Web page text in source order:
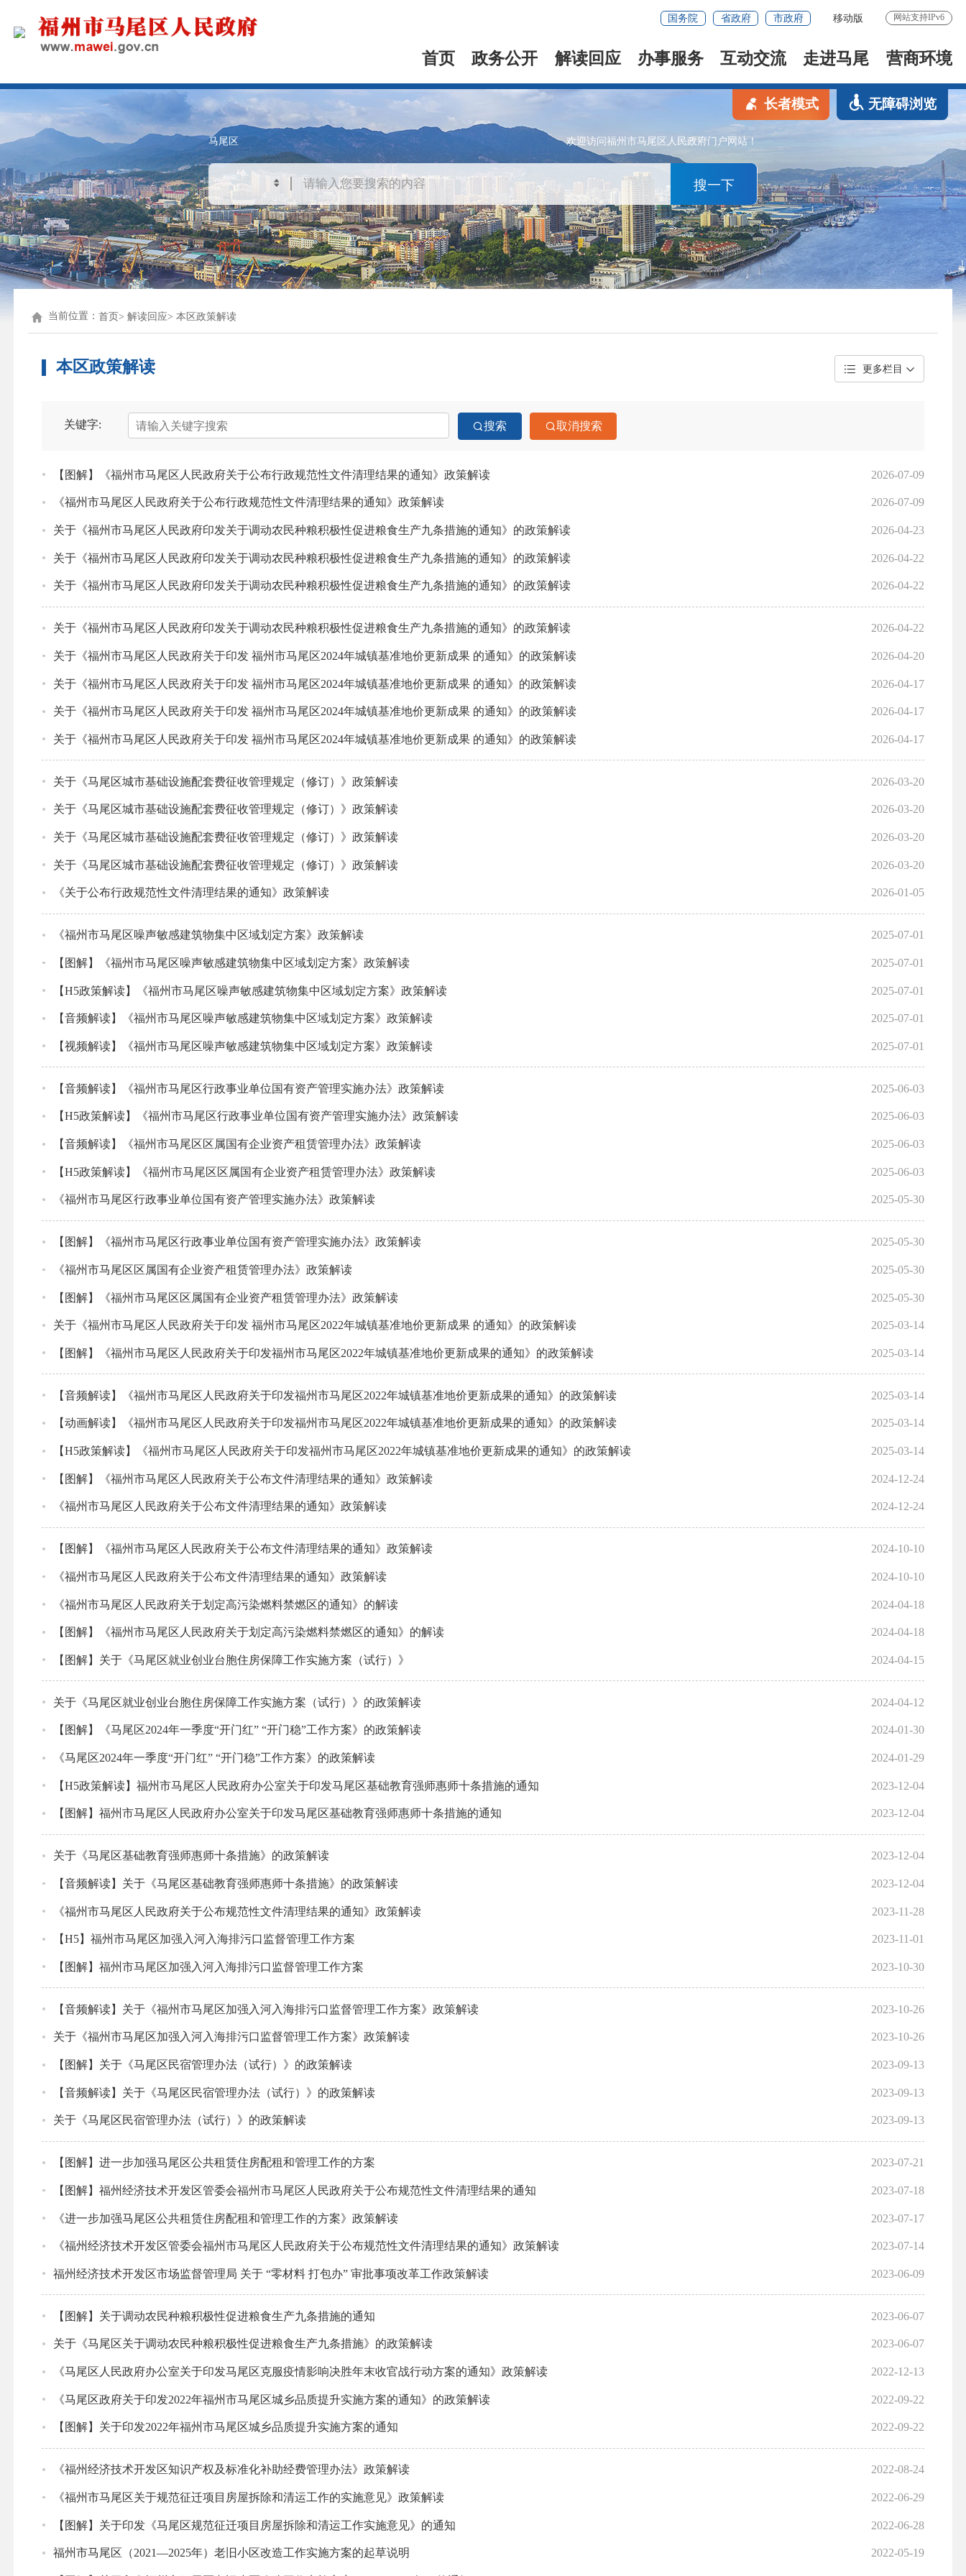
国务院 省政府 市政府 移动版 网站支持IPv6
首页 政务公开 解读回应 办事服务 互动交流 走进马尾 营商环境
马尾区 欢迎访问福州市马尾区人民政府门户网站！
搜一下
长者模式 无障碍浏览
当前位置：首页 解读回应 本区政策解读
本区政策解读 更多栏目
关键字: 搜索 取消搜索
【图解】《福州市马尾区人民政府关于公布行政规范性文件清理结果的通知》政策解读 2026-07-09
《福州市马尾区人民政府关于公布行政规范性文件清理结果的通知》政策解读 2026-07-09
关于《福州市马尾区人民政府印发关于调动农民种粮积极性促进粮食生产九条措施的通知》的政策解读 2026-04-23
关于《福州市马尾区人民政府印发关于调动农民种粮积极性促进粮食生产九条措施的通知》的政策解读 2026-04-22
关于《福州市马尾区人民政府印发关于调动农民种粮积极性促进粮食生产九条措施的通知》的政策解读 2026-04-22
关于《福州市马尾区人民政府印发关于调动农民种粮积极性促进粮食生产九条措施的通知》的政策解读 2026-04-22
关于《福州市马尾区人民政府关于印发 福州市马尾区2024年城镇基准地价更新成果 的通知》的政策解读 2026-04-20
关于《福州市马尾区人民政府关于印发 福州市马尾区2024年城镇基准地价更新成果 的通知》的政策解读 2026-04-17
关于《福州市马尾区人民政府关于印发 福州市马尾区2024年城镇基准地价更新成果 的通知》的政策解读 2026-04-17
关于《福州市马尾区人民政府关于印发 福州市马尾区2024年城镇基准地价更新成果 的通知》的政策解读 2026-04-17
关于《马尾区城市基础设施配套费征收管理规定（修订）》政策解读 2026-03-20
关于《马尾区城市基础设施配套费征收管理规定（修订）》政策解读 2026-03-20
关于《马尾区城市基础设施配套费征收管理规定（修订）》政策解读 2026-03-20
关于《马尾区城市基础设施配套费征收管理规定（修订）》政策解读 2026-03-20
《关于公布行政规范性文件清理结果的通知》政策解读 2026-01-05
《福州市马尾区噪声敏感建筑物集中区域划定方案》政策解读 2025-07-01
【图解】《福州市马尾区噪声敏感建筑物集中区域划定方案》政策解读 2025-07-01
【H5政策解读】《福州市马尾区噪声敏感建筑物集中区域划定方案》政策解读 2025-07-01
【音频解读】《福州市马尾区噪声敏感建筑物集中区域划定方案》政策解读 2025-07-01
【视频解读】《福州市马尾区噪声敏感建筑物集中区域划定方案》政策解读 2025-07-01
【音频解读】《福州市马尾区行政事业单位国有资产管理实施办法》政策解读 2025-06-03
【H5政策解读】《福州市马尾区行政事业单位国有资产管理实施办法》政策解读 2025-06-03
【音频解读】《福州市马尾区区属国有企业资产租赁管理办法》政策解读 2025-06-03
【H5政策解读】《福州市马尾区区属国有企业资产租赁管理办法》政策解读 2025-06-03
《福州市马尾区行政事业单位国有资产管理实施办法》政策解读 2025-05-30
【图解】《福州市马尾区行政事业单位国有资产管理实施办法》政策解读 2025-05-30
《福州市马尾区区属国有企业资产租赁管理办法》政策解读 2025-05-30
【图解】《福州市马尾区区属国有企业资产租赁管理办法》政策解读 2025-05-30
关于《福州市马尾区人民政府关于印发 福州市马尾区2022年城镇基准地价更新成果 的通知》的政策解读 2025-03-14
【图解】《福州市马尾区人民政府关于印发福州市马尾区2022年城镇基准地价更新成果的通知》的政策解读 2025-03-14
【音频解读】《福州市马尾区人民政府关于印发福州市马尾区2022年城镇基准地价更新成果的通知》的政策解读 2025-03-14
【动画解读】《福州市马尾区人民政府关于印发福州市马尾区2022年城镇基准地价更新成果的通知》的政策解读 2025-03-14
【H5政策解读】《福州市马尾区人民政府关于印发福州市马尾区2022年城镇基准地价更新成果的通知》的政策解读 2025-03-14
【图解】《福州市马尾区人民政府关于公布文件清理结果的通知》政策解读 2024-12-24
《福州市马尾区人民政府关于公布文件清理结果的通知》政策解读 2024-12-24
【图解】《福州市马尾区人民政府关于公布文件清理结果的通知》政策解读 2024-10-10
《福州市马尾区人民政府关于公布文件清理结果的通知》政策解读 2024-10-10
《福州市马尾区人民政府关于划定高污染燃料禁燃区的通知》的解读 2024-04-18
【图解】《福州市马尾区人民政府关于划定高污染燃料禁燃区的通知》的解读 2024-04-18
【图解】关于《马尾区就业创业台胞住房保障工作实施方案（试行）》 2024-04-15
关于《马尾区就业创业台胞住房保障工作实施方案（试行）》的政策解读 2024-04-12
【图解】《马尾区2024年一季度“开门红” “开门稳”工作方案》的政策解读 2024-01-30
《马尾区2024年一季度“开门红” “开门稳”工作方案》的政策解读 2024-01-29
【H5政策解读】福州市马尾区人民政府办公室关于印发马尾区基础教育强师惠师十条措施的通知 2023-12-04
【图解】福州市马尾区人民政府办公室关于印发马尾区基础教育强师惠师十条措施的通知 2023-12-04
关于《马尾区基础教育强师惠师十条措施》的政策解读 2023-12-04
【音频解读】关于《马尾区基础教育强师惠师十条措施》的政策解读 2023-12-04
《福州市马尾区人民政府关于公布规范性文件清理结果的通知》政策解读 2023-11-28
【H5】福州市马尾区加强入河入海排污口监督管理工作方案 2023-11-01
【图解】福州市马尾区加强入河入海排污口监督管理工作方案 2023-10-30
【音频解读】关于《福州市马尾区加强入河入海排污口监督管理工作方案》政策解读 2023-10-26
关于《福州市马尾区加强入河入海排污口监督管理工作方案》政策解读 2023-10-26
【图解】关于《马尾区民宿管理办法（试行）》的政策解读 2023-09-13
【音频解读】关于《马尾区民宿管理办法（试行）》的政策解读 2023-09-13
关于《马尾区民宿管理办法（试行）》的政策解读 2023-09-13
【图解】进一步加强马尾区公共租赁住房配租和管理工作的方案 2023-07-21
【图解】福州经济技术开发区管委会福州市马尾区人民政府关于公布规范性文件清理结果的通知 2023-07-18
《进一步加强马尾区公共租赁住房配租和管理工作的方案》政策解读 2023-07-17
《福州经济技术开发区管委会福州市马尾区人民政府关于公布规范性文件清理结果的通知》政策解读 2023-07-14
福州经济技术开发区市场监督管理局 关于 “零材料 打包办” 审批事项改革工作政策解读 2023-06-09
【图解】关于调动农民种粮积极性促进粮食生产九条措施的通知 2023-06-07
关于《马尾区关于调动农民种粮积极性促进粮食生产九条措施》的政策解读 2023-06-07
《马尾区人民政府办公室关于印发马尾区克服疫情影响决胜年末收官战行动方案的通知》政策解读 2022-12-13
《马尾区政府关于印发2022年福州市马尾区城乡品质提升实施方案的通知》的政策解读 2022-09-22
【图解】关于印发2022年福州市马尾区城乡品质提升实施方案的通知 2022-09-22
《福州经济技术开发区知识产权及标准化补助经费管理办法》政策解读 2022-08-24
《福州市马尾区关于规范征迁项目房屋拆除和清运工作的实施意见》政策解读 2022-06-29
【图解】关于印发《马尾区规范征迁项目房屋拆除和清运工作实施意见》的通知 2022-06-28
福州市马尾区（2021—2025年）老旧小区改造工作实施方案的起草说明 2022-05-19